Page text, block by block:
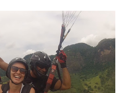
para que também te alegres
(Eclo 22,28). A partir deste
ensina que, por este amigo, a
exorta a sermos fiéis no tempo da
Jesus Cristo, que
de folia é deixado sozinho pelos